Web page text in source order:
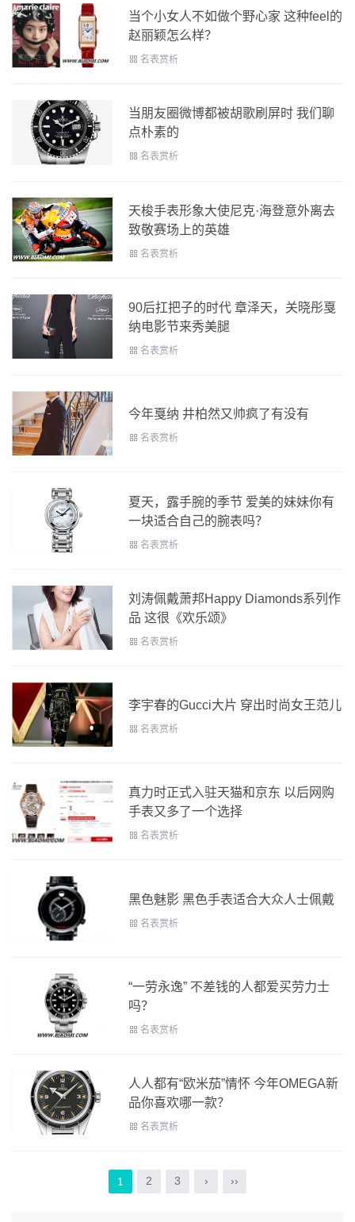
当个小女人不如做个野心家 这种feel的
赵丽颖怎么样？
名表赏析
当朋友圈微博都被胡歌刷屏时 我们聊
点朴素的
名表赏析
天梭手表形象大使尼克·海登意外离去
致敬赛场上的英雄
名表赏析
90后扛把子的时代 章泽天，关晓彤戛
纳电影节来秀美腿
名表赏析
今年戛纳 井柏然又帅疯了有没有
名表赏析
夏天，露手腕的季节 爱美的妹妹你有
一块适合自己的腕表吗？
名表赏析
刘涛佩戴萧邦Happy Diamonds系列作
品 这很《欢乐颂》
名表赏析
李宇春的Gucci大片 穿出时尚女王范儿
名表赏析
真力时正式入驻天猫和京东 以后网购
手表又多了一个选择
名表赏析
黑色魅影 黑色手表适合大众人士佩戴
名表赏析
“一劳永逸” 不差钱的人都爱买劳力士
吗？
名表赏析
人人都有“欧米茄”情怀 今年OMEGA新
品你喜欢哪一款？
名表赏析
1 2 3 › ››